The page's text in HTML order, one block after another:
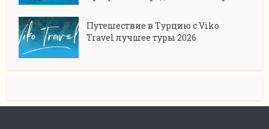
Путешествие в Турцию с Viko
Travel лучшее туры 2026